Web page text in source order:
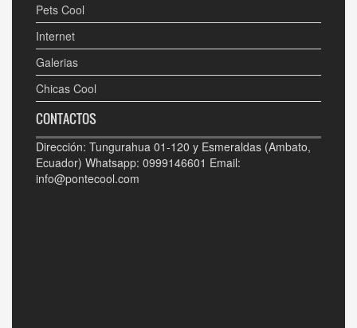
Pets Cool
Internet
Galerias
Chicas Cool
CONTACTOS
Dirección: Tungurahua 01-120 y Esmeraldas (Ambato,
Ecuador) Whatsapp: 0999146601 Email:
info@pontecool.com